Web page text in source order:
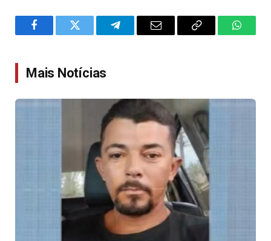
FacebookTwitter TelegramEmail
Copy
Mais Notícias